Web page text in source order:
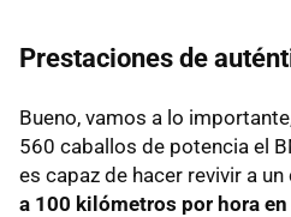
Prestaciones de
Bueno, vamos a lo
560 caballos de potencia el
es capaz de hacer revivir a
a 100 kilómetros por hora